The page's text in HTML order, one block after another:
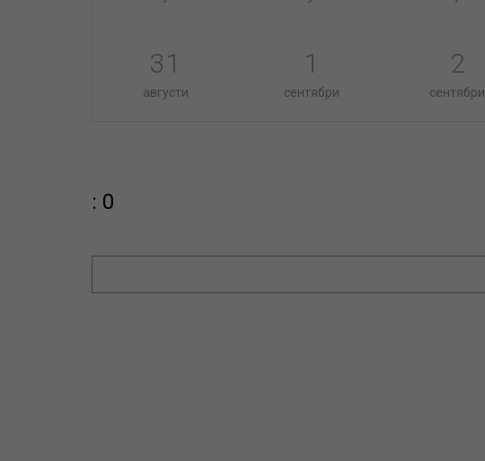
31
августи
1
сентябри
2
сентябри
: 0